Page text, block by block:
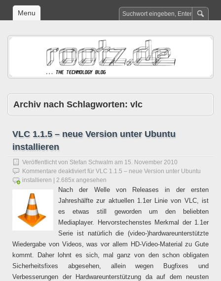
Menu
Archiv nach Schlagworten: vlc
VLC 1.1.5 – neue Version unter Ubuntu
installieren
Veröffentlicht von Stefan Schwalm am 15. November 2010
Kommentare deaktiviert für VLC 1.1.5 – neue Version unter Ubuntu
installieren | 2.685x angesehen
Nach der Welle von Releases in der ersten
Jahreshälfte zur aktuellen 1.1er Linie von VLC, ist
es etwas still geworden um den beliebten
Mediaplayer. Hervorstechenstes Merkmal der 1.1er
Serie ist natürlich die (video-)hardwareunterstützte
Wiedergabe von Videos, was vor allem HD-Video-Material zu Gute
kommt. Daher lohnt es sich, mal ganz von den schon obligaten
Sicherheitsfixes abgesehen, allein wegen Bugfixes und
Verbesserungen der Hardwareunterstützung da auf dem neusten